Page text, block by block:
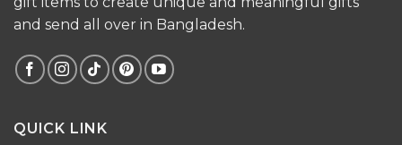
and send all over in Bangladesh.
QUICK LINK